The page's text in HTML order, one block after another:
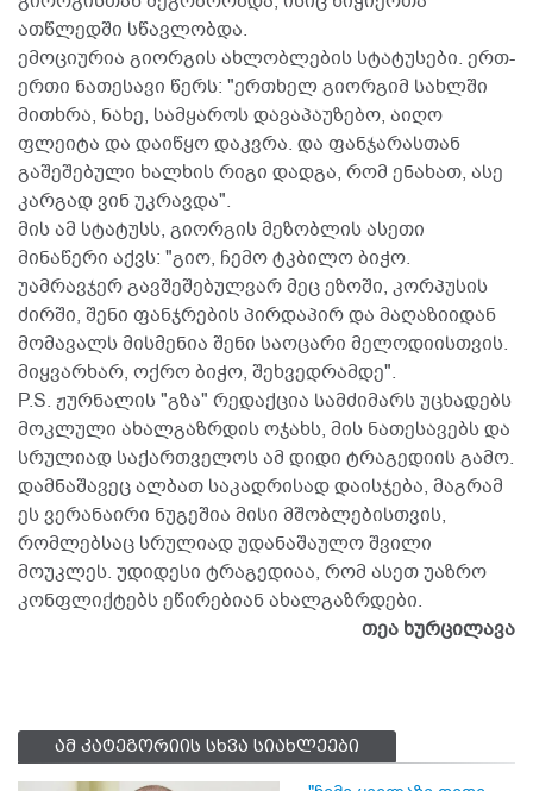
ათწლედში სწავლობდა.
ემოციურია გიორგის ახლობლების სტატუსები. ერთ-
ერთი ნათესავი წერს: "ერთხელ გიორგიმ სახლში
მითხრა, ნახე, სამყაროს დავაპაუზებო, აიღო
ფლეიტა და დაიწყო დაკვრა. და ფანჯარასთან
გაშეშებული ხალხის რიგი დადგა, რომ ენახათ, ასე
კარგად ვინ უკრავდა".
მის ამ სტატუსს, გიორგის მეზობლის ასეთი
მინაწერი აქვს: "გიო, ჩემო ტკბილო ბიჭო.
უამრავჯერ გავშეშებულვარ მეც ეზოში, კორპუსის
ძირში, შენი ფანჯრების პირდაპირ და მაღაზიიდან
მომავალს მისმენია შენი საოცარი მელოდიისთვის.
მიყვარხარ, ოქრო ბიჭო, შეხვედრამდე".
P.S. ჟურნალის "გზა" რედაქცია სამძიმარს უცხადებს
მოკლული ახალგაზრდის ოჯახს, მის ნათესავებს და
სრულიად საქართველოს ამ დიდი ტრაგედიის გამო.
დამნაშავეც ალბათ საკადრისად დაისჯება, მაგრამ
ეს ვერანაირი ნუგეშია მისი მშობლებისთვის,
რომლებსაც სრულიად უდანაშაულო შვილი
მოუკლეს. უდიდესი ტრაგედიაა, რომ ასეთ უაზრო
კონფლიქტებს ეწირებიან ახალგაზრდები.
თეა ხურცილავა
ამ კატეგორიის სხვა სიახლეები